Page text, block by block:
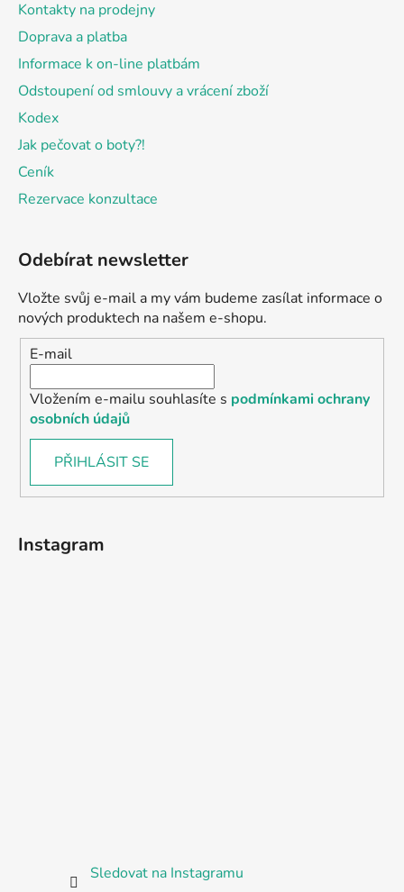
Kontakty na prodejny
Doprava a platba
Informace k on-line platbám
Odstoupení od smlouvy a vrácení zboží
Kodex
Jak pečovat o boty?!
Ceník
Rezervace konzultace
Odebírat newsletter
Vložte svůj e-mail a my vám budeme zasílat informace o
nových produktech na našem e-shopu.
E-mail
Vložením e-mailu souhlasíte s podmínkami ochrany
osobních údajů
PŘIHLÁSIT SE
Instagram
Sledovat na Instagramu